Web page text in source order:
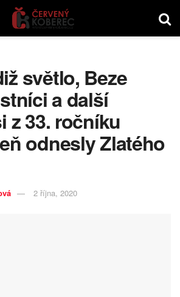
světlo, Beze
a další
z 33. ročníku
odnesly Zlatého
2 října, 2020